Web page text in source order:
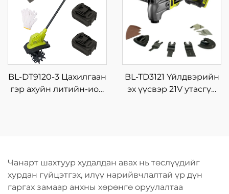
хүчний литийн
баттерей, OEM
дэмжлэг
BL-DT9120-3 Цахилгаан
гэр ахуйн литийн-ион
BL-TD3121 Үйлдвэрийн
эх үүсвэр 21V утасгүй
хэрэгсэл
Чанарт шахтуур худалдан авах нь төслүүдийг
хурдан гүйцэтгэх, илүү нарийвчлалтай үр дүн
гаргах замаар анхны хөрөнгө оруулалтаа